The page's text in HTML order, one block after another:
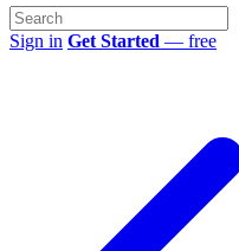
Sign in Get Started — free